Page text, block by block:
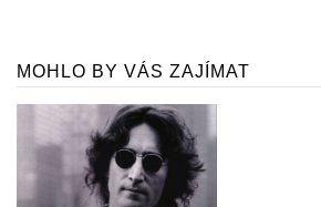
MOHLO BY VÁS ZAJÍMAT